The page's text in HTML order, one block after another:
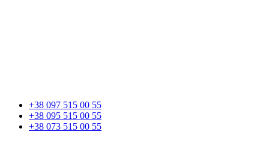
+38 097 515 00 55
+38 095 515 00 55
+38 073 515 00 55